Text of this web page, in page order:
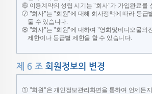
⑥ 이용계약의 성립 시기는 "회사"가 가입완료를
⑦ "회사"는 "회원"에 대해 회사정책에 따라 등급
둘 수 있습니다.
⑧ "회사"는 "회원"에 대하여 "영화및비디오물의
제한이나 등급별 제한을 할 수 있습니다.
① "회원"은 개인정보관리화면을 통하여 언제든